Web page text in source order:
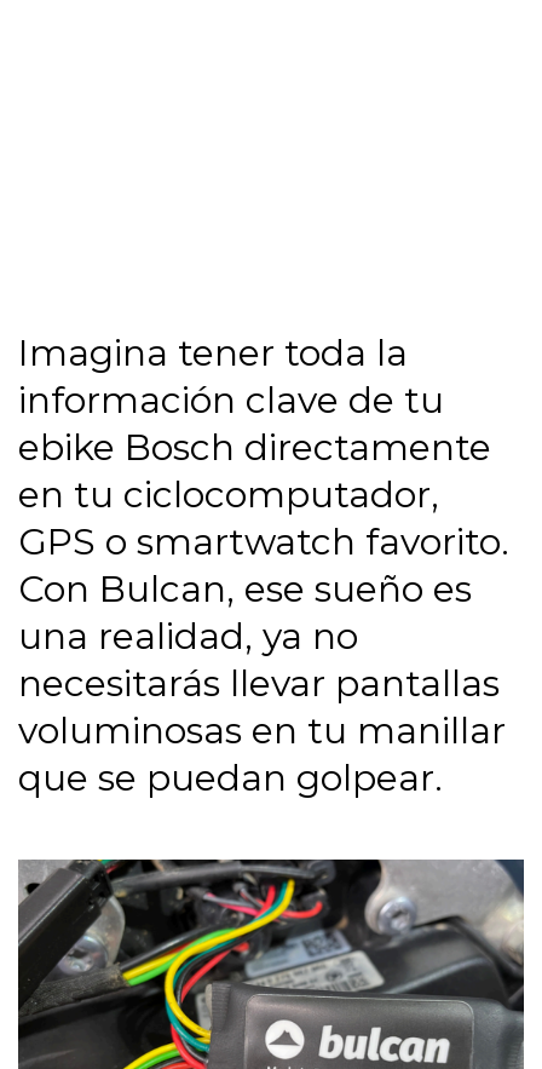
Imagina tener toda la
información clave de tu
ebike Bosch directamente
en tu ciclocomputador,
GPS o smartwatch favorito.
Con Bulcan, ese sueño es
una realidad, ya no
necesitarás llevar pantallas
voluminosas en tu manillar
que se puedan golpear.